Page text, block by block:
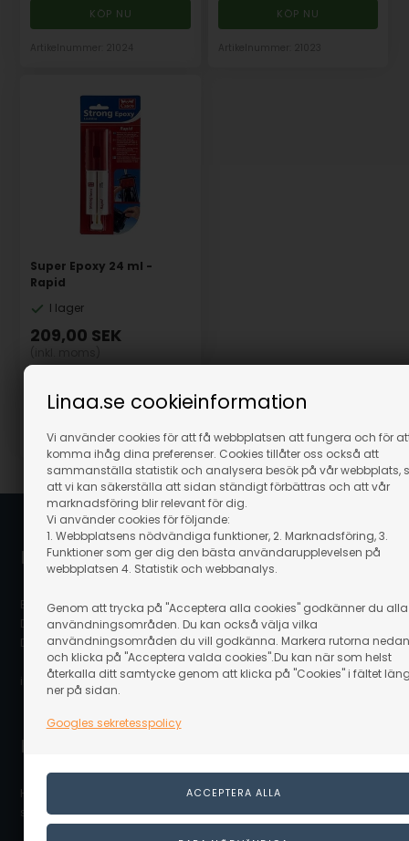
Linaa.se cookieinformation
Vi använder cookies för att få webbplatsen att fungera och för
komma ihåg dina preferenser. Cookies tillåter oss också att
sammanställa statistik och analysera besök på vår webbplats,
att vi kan säkerställa att sidan ständigt förbättras och att vår
marknadsföring blir relevant för dig.
Vi använder cookies för följande:
1. Webbplatsens nödvändiga funktioner, 2. Marknadsföring, 3.
Funktioner som ger dig den bästa användarupplevelsen på
webbplatsen 4. Statistik och webbanalys.
Genom att trycka på "Acceptera alla cookies" godkänner du alla
användningsområden. Du kan också välja vilka
användningsområden du vill godkänna. Markera rutorna nedan
och klicka på "Acceptera valda cookies".Du kan när som helst
återkalla ditt samtycke genom att klicka på "Cookies" i fältet
ner på sidan.
Googles sekretesspolicy
Super Epoxy 24 ml -
Rapid
I lager
209,00 SEK
Eventuellt leveranskostnader
Artikelnummer: 21003
Linaa.se / Linå A/S
Bergsøesvej 11
DK-8600 Silkeborg
Danmark
info@linaa.se
Kontakta kundservice
Hör av dig till vår kundservice som gärna hjälper dig och
svarar på dina frågor.